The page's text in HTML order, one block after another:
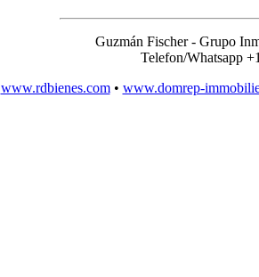
Guzmán Fischer - Grupo
Telefon/Whatsapp
www.rdbienes.com• www.domrep-